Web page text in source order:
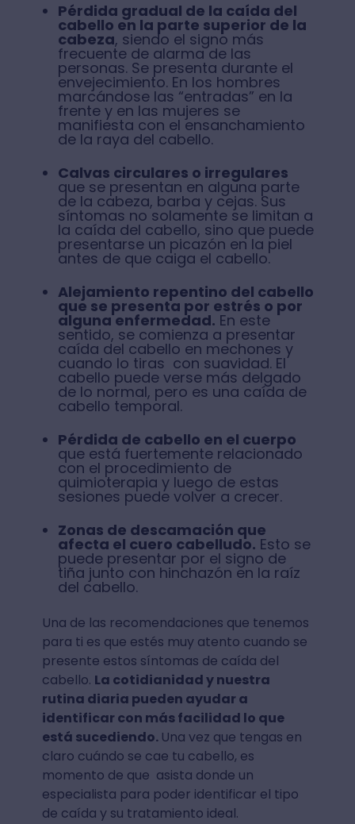
Pérdida gradual de la caída del
cabello en la parte superior de la
cabeza, siendo el signo más
frecuente de alarma de las
personas. Se presenta durante el
envejecimiento. En los hombres
marcándose las “entradas” en la
frente y en las mujeres se
manifiesta con el ensanchamiento
de la raya del cabello.
Calvas circulares o irregulares
que se presentan en alguna parte
de la cabeza, barba y cejas. Sus
síntomas no solamente se limitan a
la caída del cabello, sino que puede
presentarse un picazón en la piel
antes de que caiga el cabello.
Alejamiento repentino del cabello
que se presenta por estrés o por
alguna enfermedad. En este
sentido, se comienza a presentar
caída del cabello en mechones y
cuando lo tiras con suavidad. El
cabello puede verse más delgado
de lo normal, pero es una caída de
cabello temporal.
Pérdida de cabello en el cuerpo
que está fuertemente relacionado
con el procedimiento de
quimioterapia y luego de estas
sesiones puede volver a crecer.
Zonas de descamación que
afecta el cuero cabelludo. Esto se
puede presentar por el signo de
tiña junto con hinchazón en la raíz
del cabello.
Una de las recomendaciones que tenemos
para ti es que estés muy atento cuando se
presente estos síntomas de caída del
cabello. La cotidianidad y nuestra
rutina diaria pueden ayudar a
identificar con más facilidad lo que
está sucediendo. Una vez que tengas en
claro cuándo se cae tu cabello, es
momento de que asista donde un
especialista para poder identificar el tipo
de caída y su tratamiento ideal.